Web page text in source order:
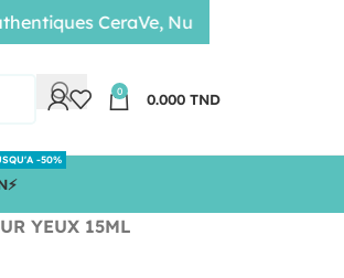
0 0.000 TND
-50%
YEUX 15ML
CeraVe, Nuxe, Bioderma •